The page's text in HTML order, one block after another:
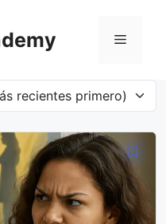
Menú
recientes primero)